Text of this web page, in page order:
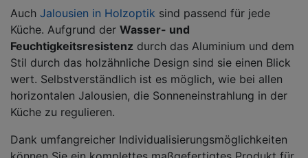
Auch Jalousien in Holzoptik sind passend für jede
Küche. Aufgrund der Wasser- und
Feuchtigkeitsresistenz durch das Aluminium und dem
Stil durch das holzähnliche Design sind sie einen Blick
wert. Selbstverständlich ist es möglich, wie bei allen
horizontalen Jalousien, die Sonneneinstrahlung in der
Küche zu regulieren.
Dank umfangreicher Individualisierungsmöglichkeiten